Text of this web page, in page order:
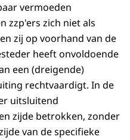
vermoeden
zzp'ers zich niet als
zij op voorhand van de
heeft onvoldoende
een (dreigende)
rechtvaardigt. In de
uitsluitend
zijde betrokken, zonder
van de specifieke